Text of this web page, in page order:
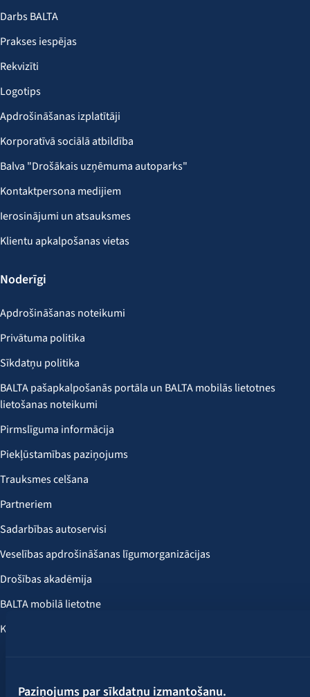
Paziņojums par sīkdatņu izmantošanu.
Darbs BALTA
Prakses iespējas
Rekvizīti
Logotips
Apdrošināšanas izplatītāji
Korporatīvā sociālā atbildība
Balva "Drošākais uzņēmuma autoparks"
Kontaktpersona medijiem
Ierosinājumi un atsauksmes
Klientu apkalpošanas vietas
Noderīgi
Apdrošināšanas noteikumi
Privātuma politika
Sīkdatņu politika
BALTA pašapkalpošanās portāla un BALTA mobilās lietotnes
lietošanas noteikumi
Pirmslīguma informācija
Piekļūstamības paziņojums
Trauksmes celšana
Partneriem
Sadarbības autoservisi
Veselības apdrošināšanas līgumorganizācijas
Drošības akadēmija
BALTA mobilā lietotne
Klientu labumi